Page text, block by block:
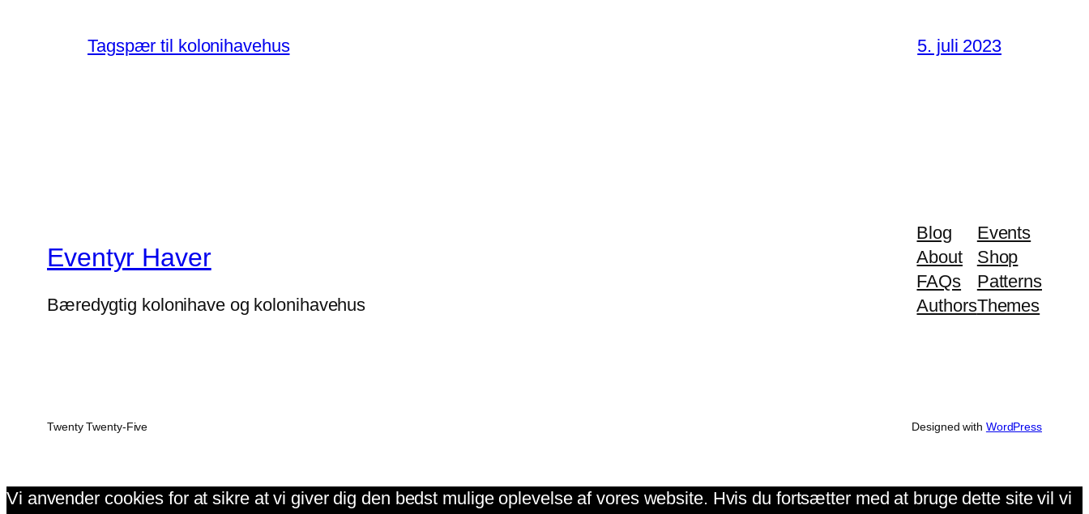
Tagspær til kolonihavehus 5. juli 2023
Eventyr Haver
Bæredygtig kolonihave og kolonihavehus
Blog
About
FAQs
Authors
Events
Shop
Patterns
Themes
Twenty Twenty-Five Designed with WordPress
Vi anvender cookies for at sikre at vi giver dig den bedst mulige oplevelse af vores website. Hvis du fortsætter med at bruge dette site vil vi